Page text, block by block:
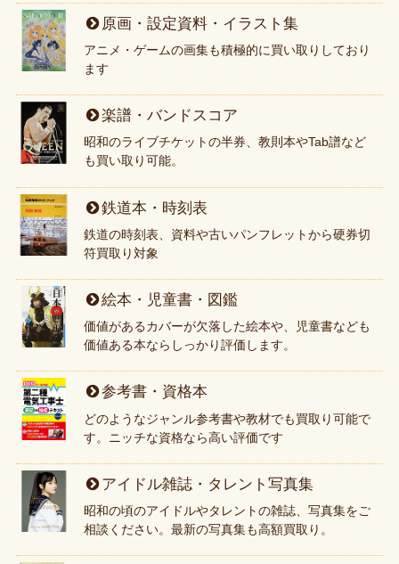
原画・設定資料・イラスト集
アニメ・ゲームの画集も積極的に買い取りしており
ます
楽譜・バンドスコア
昭和のライブチケットの半券、教則本やTab譜など
も買い取り可能。
鉄道本・時刻表
鉄道の時刻表、資料や古いパンフレットから硬券切
符買取り対象
絵本・児童書・図鑑
価値があるカバーが欠落した絵本や、児童書なども
価値ある本ならしっかり評価します。
参考書・資格本
どのようなジャンル参考書や教材でも買取り可能で
す。ニッチな資格なら高い評価です
アイドル雑誌・タレント写真集
昭和の頃のアイドルやタレントの雑誌、写真集をご
相談ください。最新の写真集も高額買取り。